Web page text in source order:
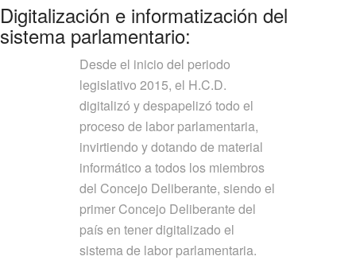
Digitalización e informatización del
sistema parlamentario:
Desde el inicio del periodo
legislativo 2015, el H.C.D.
digitalizó y despapelizó todo el
proceso de labor parlamentaria,
invirtiendo y dotando de material
informático a todos los miembros
del Concejo Deliberante, siendo el
primer Concejo Deliberante del
país en tener digitalizado el
sistema de labor parlamentaria.